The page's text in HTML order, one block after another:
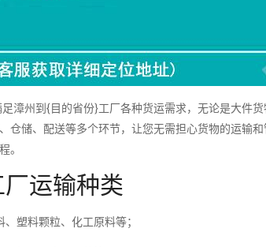
漳州到{目的省份}工厂各种货运需求，无论是大件
仓储、配送等多个环节，让您无需担心货物的运输
。
运输种类
塑料颗粒、化工原料等；